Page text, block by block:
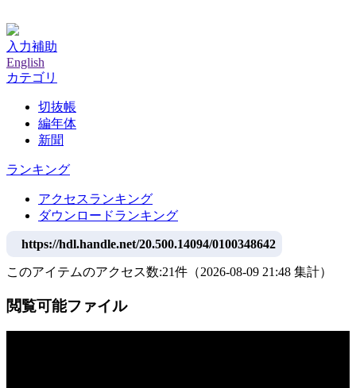
入力補助
English
カテゴリ
切抜帳
編年体
新聞
ランキング
アクセスランキング
ダウンロードランキング
https://hdl.handle.net/20.500.14094/0100348642
このアイテムのアクセス数:21件 （2026-08-09 21:48 集計）
閲覧可能ファイル